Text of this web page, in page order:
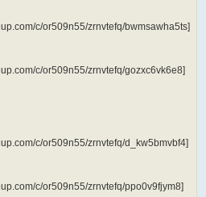
c/or509n55/zrnvtefq/bwmsawha5ts]
c/or509n55/zrnvtefq/gozxc6vk6e8]
c/or509n55/zrnvtefq/d_kw5bmvbf4]
c/or509n55/zrnvtefq/ppo0v9fjym8]